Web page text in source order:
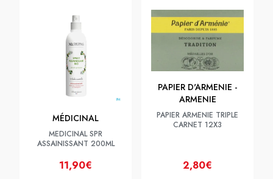
MÉDICINAL
MEDICINAL SPR
ASSAINISSANT 200ML
11,90€
PAPIER D'ARMENIE -
ARMENIE
PAPIER ARMENIE TRIPLE
CARNET 12X3
2,80€